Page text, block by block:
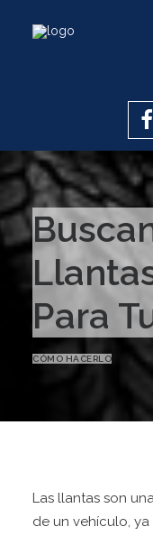
INICIO
CÓMO HACERLO
CÓMO FUNCIONA
TECNOLOGÍA
SEGURIDAD
¿QUIÉNES SOMOS?
CONTÁCTANOS
Para
CÓMO HACERLO
Las llantas son
de un vehículo,